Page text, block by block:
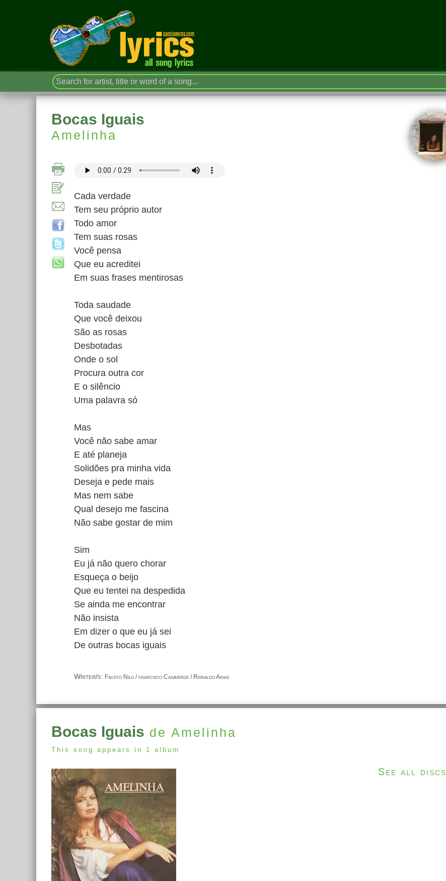
Bocas Iguais
Amelinha
Cada verdade
Tem seu próprio autor
Todo amor
Tem suas rosas
Você pensa
Que eu acreditei
Em suas frases mentirosas
Toda saudade
Que você deixou
São as rosas
Desbotadas
Onde o sol
Procura outra cor
E o silêncio
Uma palavra só
Mas
Você não sabe amar
E até planeja
Solidões pra minha vida
Deseja e pede mais
Mas nem sabe
Qual desejo me fascina
Não sabe gostar de mim
Sim
Eu já não quero chorar
Esqueça o beijo
Que eu tentei na despedida
Se ainda me encontrar
Não insista
Em dizer o que eu já sei
De outras bocas iguais
Writer/s: Fausto Nilo / francisco Casaverde / Reinaldo Arias
Bocas Iguais de Amelinha
This song appears in 1 album
See all discs